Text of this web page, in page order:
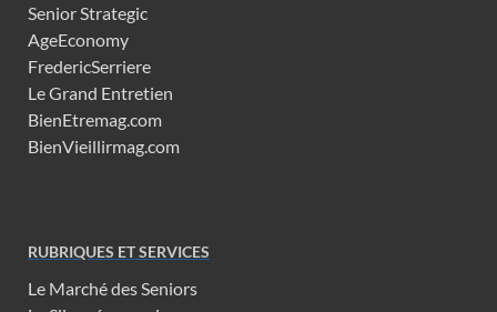
Senior Strategic
AgeEconomy
FredericSerriere
Le Grand Entretien
BienEtremag.com
BienVieillirmag.com
RUBRIQUES ET SERVICES
Le Marché des Seniors